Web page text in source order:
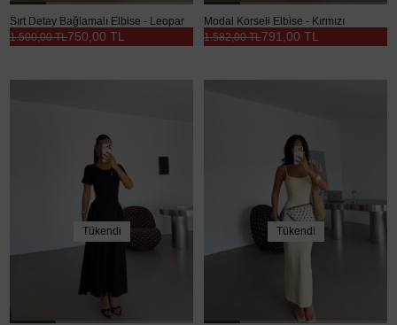
Sırt Detay Bağlamalı Elbise - Leopar
750,00 TL
1.500,00 TL
Modal Korseli Elbise - Kırmızı
791,00 TL
1.582,00 TL
Tükendi Tükendi